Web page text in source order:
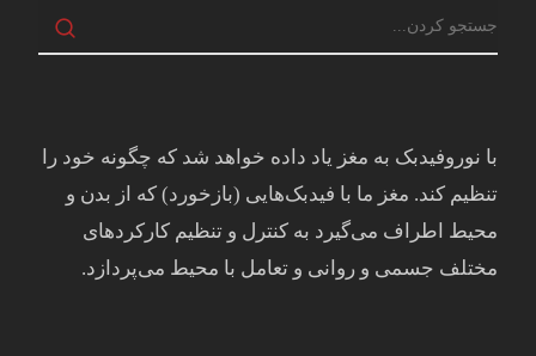
با نوروفیدبک به مغز ياد داده خواهد شد كه چگونه خود را
تنظيم كند. مغز ما با فيدبک‌هايی (بازخورد) که از بدن و
محيط اطراف می‌گيرد به کنترل و تنظيم کارکردهای
مختلف جسمی و روانی و تعامل با محيط می‌پردازد.